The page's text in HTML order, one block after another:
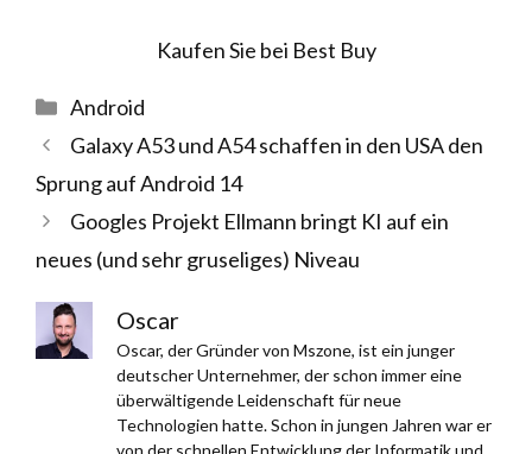
Kaufen Sie bei Best Buy
Kategorien
Android
Galaxy A53 und A54 schaffen in den USA den
Sprung auf Android 14
Googles Projekt Ellmann bringt KI auf ein
neues (und sehr gruseliges) Niveau
Oscar
Oscar, der Gründer von Mszone, ist ein junger
deutscher Unternehmer, der schon immer eine
überwältigende Leidenschaft für neue
Technologien hatte. Schon in jungen Jahren war er
von der schnellen Entwicklung der Informatik und